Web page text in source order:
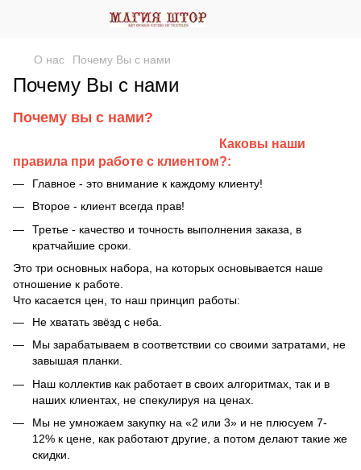
О нас Почему Вы с нами
Почему Вы с нами
Почему вы с нами?
Каковы наши
правила при работе с клиентом?:
Главное - это внимание к каждому клиенту!
Второе - клиент всегда прав!
Третье - качество и точность выполнения заказа, в
кратчайшие сроки.
Это три основных набора, на которых основывается наше
отношение к работе.
Что касается цен, то наш принцип работы:
Не хватать звёзд с неба.
Мы зарабатываем в соответствии со своими затратами, не
завышая планки.
Наш коллектив как работает в своих алгоритмах, так и в
наших клиентах, не спекулируя на ценах.
Мы не умножаем закупку на «2 или 3» и не плюсуем 7-
12% к цене, как работают другие, а потом делают такие же
скидки.